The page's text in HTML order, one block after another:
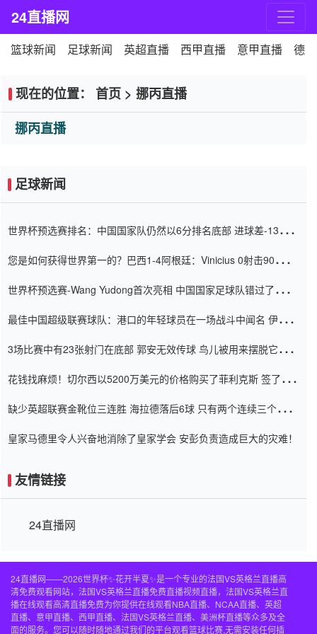
24直播网
篮球新闻 足球新闻 英超直播 西甲直播 意甲直播 德
现在的位置： 首页 > 挪丙直播
挪丙直播
足球新闻
世界杯预选赛排名：中国国家队仍然以6分排名底部 进球差-13令人
您是如何获得世界第一的？巴西1-4阿根廷：Vinicius 0射击90分钟
世界杯预选赛-Wang Yudong首次亮相 中国国家足球队错过了世界
最佳中国超级联赛球队：港口的年轻球员在一场战斗中闻名 伊万放
3场比赛中有23张射门在底部 郭安无效传球 鸟儿被用来摆脱它
花钱找麻烦！切尔西以5200万美元的价格购买了菲利克斯 签了7年
缺少英超联赛金靴位三连胜 海拉德落后6球 只有两个连续三个连续
皇家马德里令人兴奋地消除了皇家学会 安彭负责造成巨大的灾难！
友情链接
24直播网
24直播网——2026世界杯✨花开半夏✨是一个专业的法国VS英格兰直播高
清免费观看网站，法国VS英格兰直播免费直播视频直播，法国VS英格兰直
播在线观看高清直播免费为你提供在线观看NBA直播、NCAA直播、英超
直播、意甲直播、西甲直播、法国VS英格兰直播、美洲杯直播等众多及全
面的服务。您可以随时随地通过我们的平台观看篮球比赛,无需安装任何插